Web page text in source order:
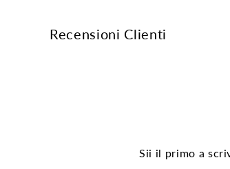
Recensioni Clienti
Sii il primo a